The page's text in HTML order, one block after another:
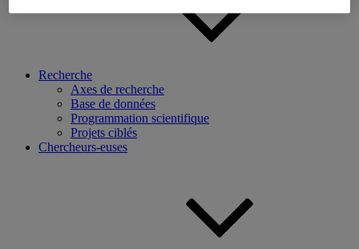
Recherche
Axes de recherche
Base de données
Programmation scientifique
Projets ciblés
Chercheurs-euses